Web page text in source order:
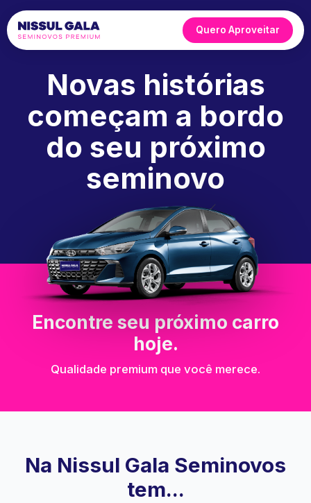
Quero Aproveitar
Novas histórias
começam a bordo
do seu próximo
seminovo
Encontre seu próximo carro
hoje.
Qualidade premium que você merece.
Na Nissul Gala Seminovos
tem...